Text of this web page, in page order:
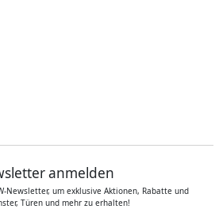
anmelden
Newsletter, um exklusive Aktionen, Rabatte und
Türen und mehr zu erhalten!